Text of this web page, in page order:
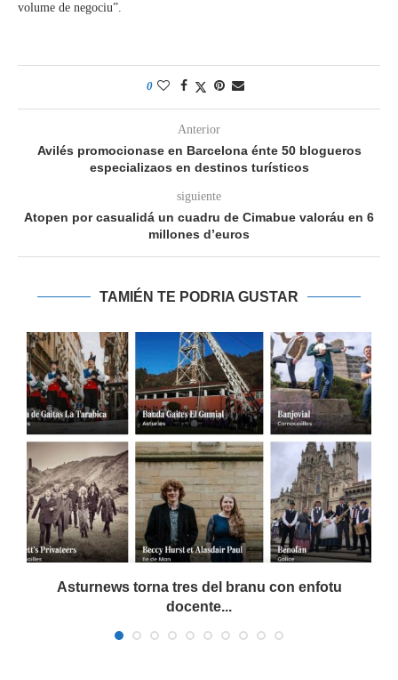
volume de negociu”.
0
Anterior
Avilés promocionase en Barcelona énte 50 blogueros
especializaos en destinos turísticos
siguiente
Atopen por casualidá un cuadru de Cimabue valoráu en 6
millones d’euros
TAMIÉN TE PODRIA GUSTAR
Asturnews torna tres del branu con enfotu
docente...